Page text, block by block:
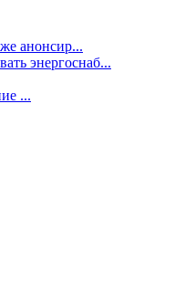
анонсир...
энергоснаб...
...